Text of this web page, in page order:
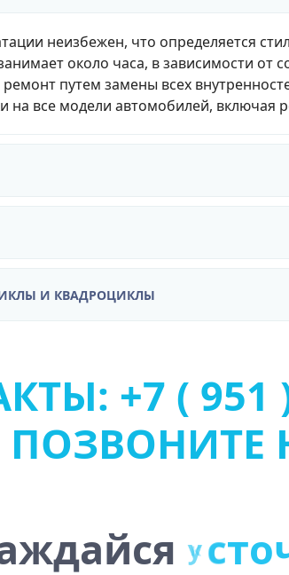
неизбежен, что определяется
около часа, в зависимости
путем замены всех
на все модели автомобилей, включая
И КВАДРОЦИКЛЫ
+7 ( 951
ПОЗВОНИТЕ
ко